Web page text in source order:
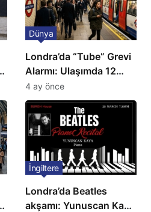
Londra’da “Tube” Grevi
Alarmı: Ulaşımda 12
Günlük Kaos Kapıda
Dünya
4 ay önce
Londra’da Beatles
akşamı: Yunuscan Kaya
İngiltere